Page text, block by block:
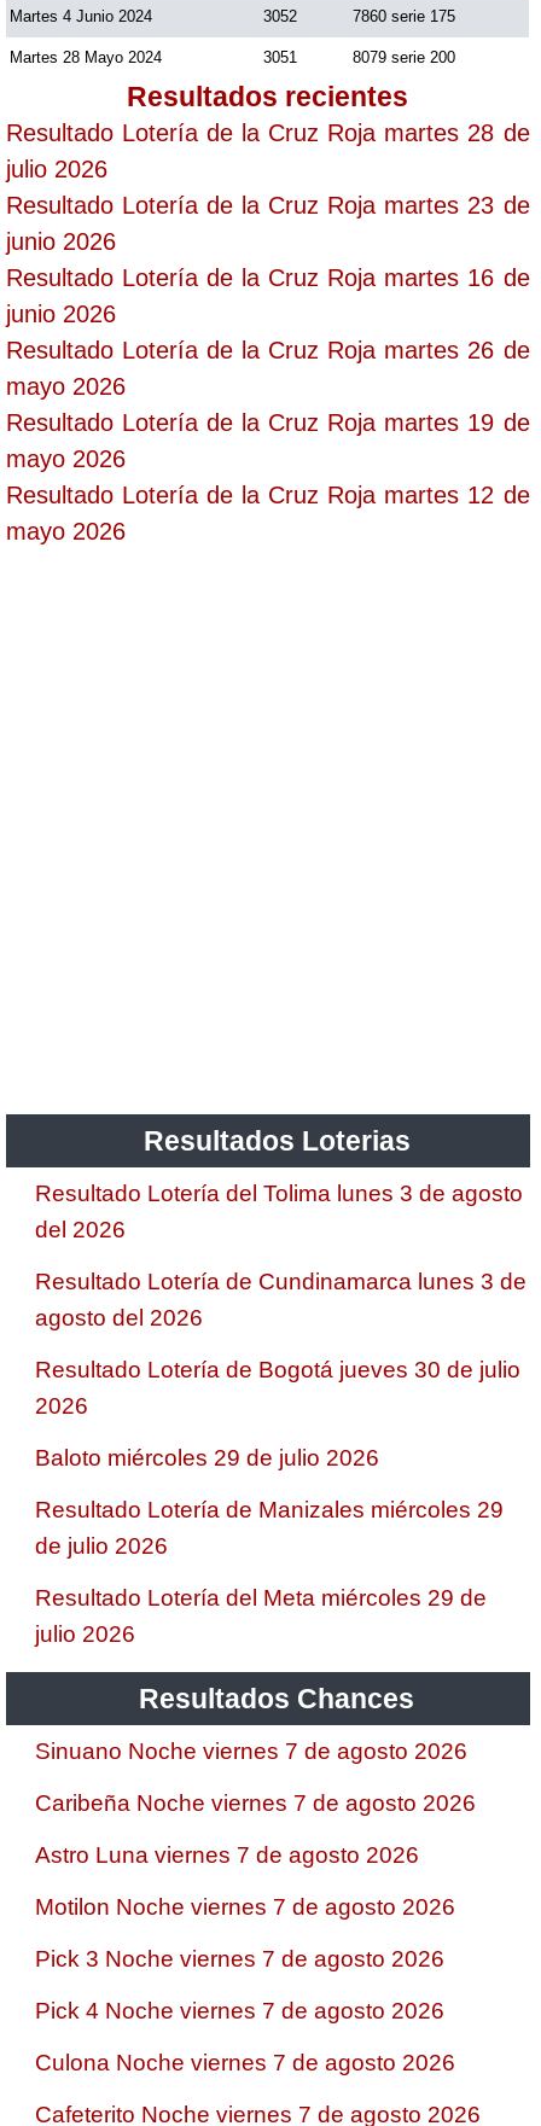
Martes 4 Junio 2024 3052 7860 serie 175
Martes 28 Mayo 2024 3051 8079 serie 200
Resultados recientes
Resultado Lotería de la Cruz Roja martes 28 de
julio 2026
Resultado Lotería de la Cruz Roja martes 23 de
junio 2026
Resultado Lotería de la Cruz Roja martes 16 de
junio 2026
Resultado Lotería de la Cruz Roja martes 26 de
mayo 2026
Resultado Lotería de la Cruz Roja martes 19 de
mayo 2026
Resultado Lotería de la Cruz Roja martes 12 de
mayo 2026
Resultados Loterias
Resultado Lotería del Tolima lunes 3 de agosto
del 2026
Resultado Lotería de Cundinamarca lunes 3 de
agosto del 2026
Resultado Lotería de Bogotá jueves 30 de julio
2026
Baloto miércoles 29 de julio 2026
Resultado Lotería de Manizales miércoles 29
de julio 2026
Resultado Lotería del Meta miércoles 29 de
julio 2026
Resultados Chances
Sinuano Noche viernes 7 de agosto 2026
Caribeña Noche viernes 7 de agosto 2026
Astro Luna viernes 7 de agosto 2026
Motilon Noche viernes 7 de agosto 2026
Pick 3 Noche viernes 7 de agosto 2026
Pick 4 Noche viernes 7 de agosto 2026
Culona Noche viernes 7 de agosto 2026
Cafeterito Noche viernes 7 de agosto 2026